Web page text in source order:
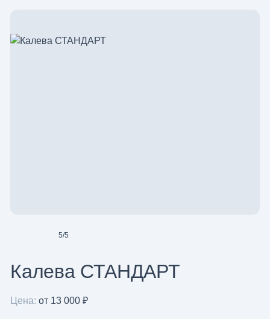
5/5
Калева СТАНДАРТ
Цена: от 13 000 ₽